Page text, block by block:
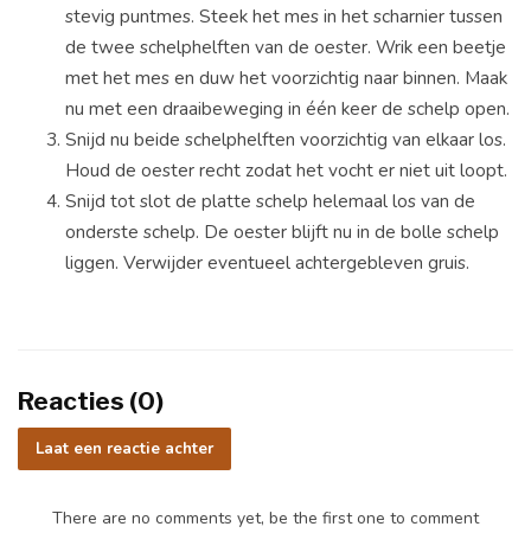
stevig puntmes. Steek het mes in het scharnier tussen
de twee schelphelften van de oester. Wrik een beetje
met het mes en duw het voorzichtig naar binnen. Maak
nu met een draaibeweging in één keer de schelp open.
Snijd nu beide schelphelften voorzichtig van elkaar los.
Houd de oester recht zodat het vocht er niet uit loopt.
Snijd tot slot de platte schelp helemaal los van de
onderste schelp. De oester blijft nu in de bolle schelp
liggen. Verwijder eventueel achtergebleven gruis.
Reacties (0)
Laat een reactie achter
There are no comments yet, be the first one to comment